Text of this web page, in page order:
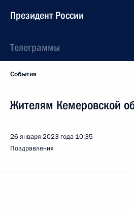
Президент России
Телеграммы
События
Жителям Кемеровской
26 января 2023 года 10:35
Поздравления